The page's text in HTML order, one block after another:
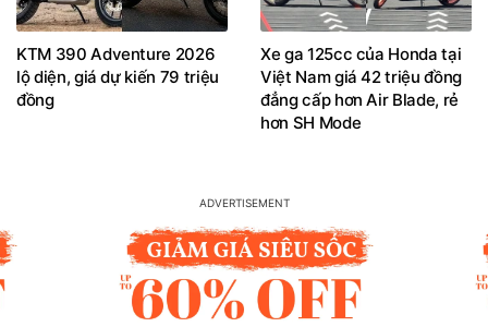
KTM 390 Adventure 2026
lộ diện, giá dự kiến 79 triệu
đồng
Xe ga 125cc của Honda tại
Việt Nam giá 42 triệu đồng
đẳng cấp hơn Air Blade, rẻ
hơn SH Mode